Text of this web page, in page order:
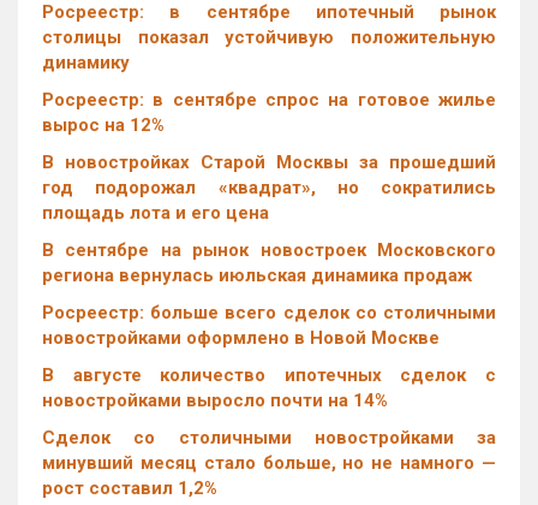
Росреестр: в сентябре ипотечный рынок
столицы показал устойчивую положительную
динамику
Росреестр: в сентябре спрос на готовое жилье
вырос на 12%
В новостройках Старой Москвы за прошедший
год подорожал «квадрат», но сократились
площадь лота и его цена
В сентябре на рынок новостроек Московского
региона вернулась июльская динамика продаж
Росреестр: больше всего сделок со столичными
новостройками оформлено в Новой Москве
В августе количество ипотечных сделок с
новостройками выросло почти на 14%
Cделок со столичными новостройками за
минувший месяц стало больше, но не намного —
рост составил 1,2%